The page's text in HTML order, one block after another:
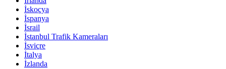
İskoçya
İspanya
İsrail
İstanbul Trafik Kameraları
İsviçre
İtalya
İzlanda